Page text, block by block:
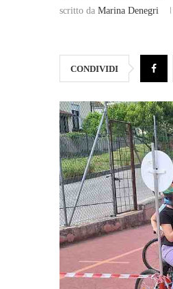
scritto da Marina Denegri
CONDIVIDI